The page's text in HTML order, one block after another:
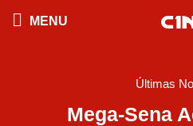
para
MENU
Últimas
Mega-Sena